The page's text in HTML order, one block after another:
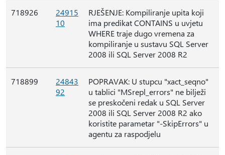
718926
24915
10
RJEŠENJE: Kompiliranje upita koji
ima predikat CONTAINS u uvjetu
WHERE traje dugo vremena za
kompiliranje u sustavu SQL Server
2008 ili SQL Server 2008 R2
718899
24843
92
POPRAVAK: U stupcu "xact_seqno"
u tablici "MSrepl_errors" ne bilježi
se preskočeni redak u SQL Server
2008 ili SQL Server 2008 R2 ako
koristite parametar "-SkipErrors" u
agentu za raspodjelu